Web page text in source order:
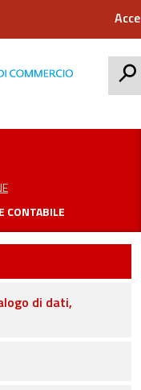
CONTABILE
di dati,